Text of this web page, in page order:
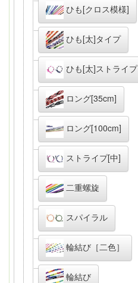
ひも[クロス模様]
ひも[太]タイプ
ひも[太]ストライプ
ロング[35cm]
ロング[100cm]
ストライプ[中]
二重螺旋
スパイラル
輪結び［二色］
輪結び